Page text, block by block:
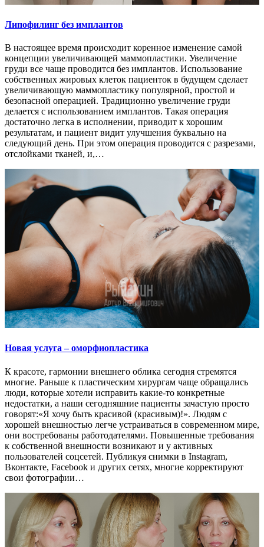
Липофилинг без имплантов
В настоящее время происходит коренное изменение самой
концепции увеличивающей маммопластики. Увеличение
груди все чаще проводится без имплантов. Использование
собственных жировых клеток пациенток в будущем сделает
увеличивающую маммопластику популярной, простой и
безопасной операцией. Традиционно увеличение груди
делается с использованием имплантов. Такая операция
достаточно легка в исполнении, приводит к хорошим
результатам, и пациент видит улучшения буквально на
следующий день. При этом операция проводится с разрезами,
отслойками тканей, и,…
Новая услуга – оморфиопластика
К красоте, гармонии внешнего облика сегодня стремятся
многие. Раньше к пластическим хирургам чаще обращались
люди, которые хотели исправить какие-то конкретные
недостатки, а наши сегодняшние пациенты зачастую просто
говорят:«Я хочу быть красивой (красивым)!». Людям с
хорошей внешностью легче устраиваться в современном мире,
они востребованы работодателями. Повышенные требования
к собственной внешности возникают и у активных
пользователей соцсетей. Публикуя снимки в Instagram,
Вконтакте, Facebook и других сетях, многие корректируют
свои фотографии…